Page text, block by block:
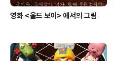
영화 <올드 보이> 에서의 그림